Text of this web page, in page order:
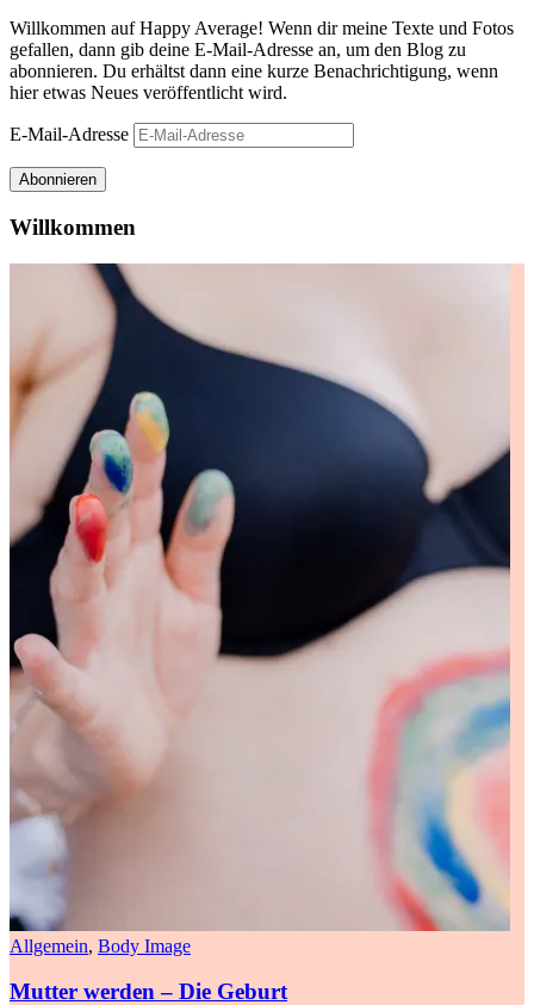
Willkommen auf Happy Average! Wenn dir meine Texte und Fotos
gefallen, dann gib deine E-Mail-Adresse an, um den Blog zu
abonnieren. Du erhältst dann eine kurze Benachrichtigung, wenn
hier etwas Neues veröffentlicht wird.
E-Mail-Adresse
Abonnieren
Willkommen
Allgemein, Body Image
Mutter werden – Die Geburt